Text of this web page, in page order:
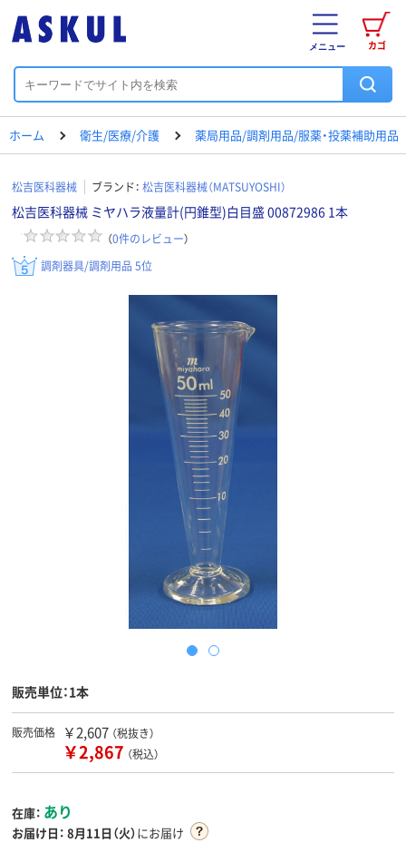
カゴ
メニュー
ホーム 衛生/医療/介護 薬局用品/調剤用品/服薬・投薬補助用品
松吉医科器械 ブランド： 松吉医科器械（MATSUYOSHI）
松吉医科器械 ミヤハラ液量計(円錐型)白目盛 00872986 1本
（0件のレビュー）
調剤器具/調剤用品 5位
販売単位：1本
販売価格 ￥2,607 （税抜き）
￥2,867 （税込）
在庫： あり
お届け日： 8月11日（火）にお届け